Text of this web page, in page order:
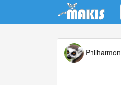
Update cookies preferences